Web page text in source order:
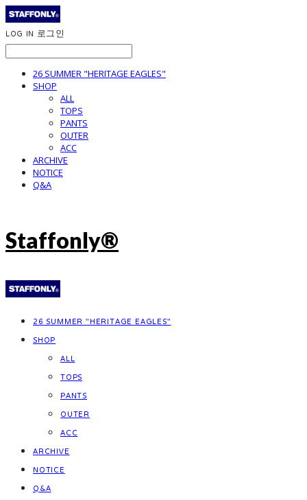
LOG IN 로그인
26 SUMMER "HERITAGE EAGLES"
SHOP
ALL
TOPS
PANTS
OUTER
ACC
ARCHIVE
NOTICE
Q&A
Staffonly®
26 SUMMER "HERITAGE EAGLES"
SHOP
ALL
TOPS
PANTS
OUTER
ACC
ARCHIVE
NOTICE
Q&A